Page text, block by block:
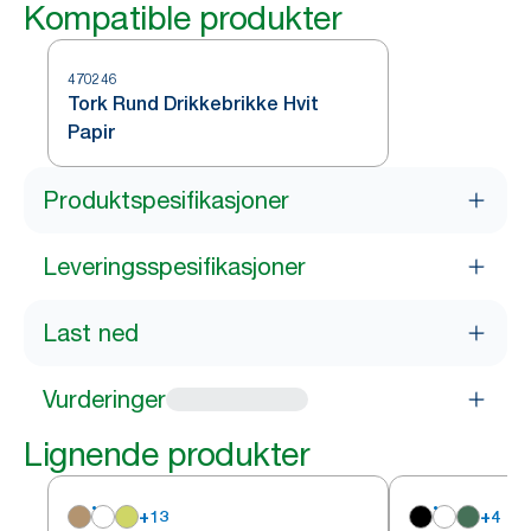
Kompatible produkter
470246
Tork Rund Drikkebrikke Hvit
Papir
Produktspesifikasjoner
Leveringsspesifikasjoner
Last ned
Vurderinger
Lignende produkter
+13 +4